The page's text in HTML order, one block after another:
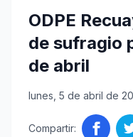
ODPE
de sufragio
de abril
lunes, 5 de abril de
Compartir: